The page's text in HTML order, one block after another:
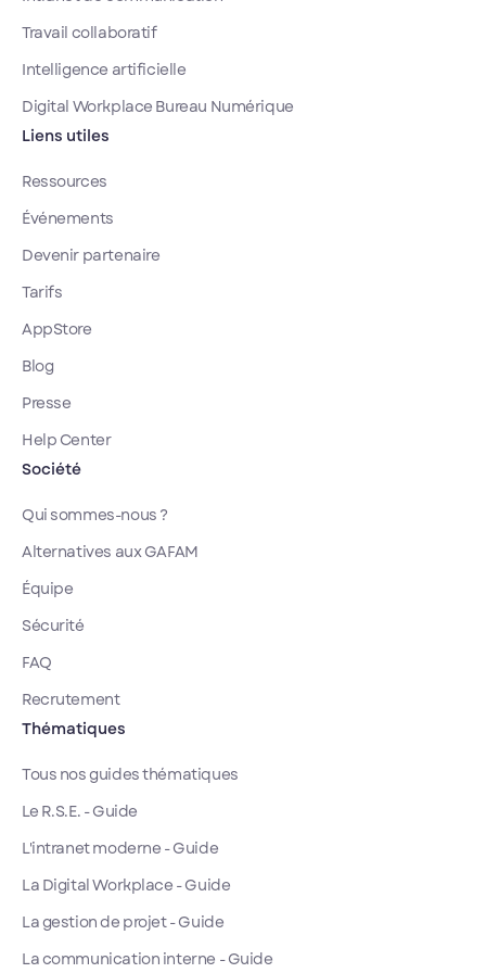
Travail collaboratif
Intelligence artificielle
Digital Workplace Bureau Numérique
Liens utiles
Ressources
Événements
Devenir partenaire
Tarifs
AppStore
Blog
Presse
Help Center
Société
Qui sommes-nous ?
Alternatives aux GAFAM
Équipe
Sécurité
FAQ
Recrutement
Thématiques
Tous nos guides thématiques
Le R.S.E. - Guide
L'intranet moderne - Guide
La Digital Workplace - Guide
La gestion de projet - Guide
La communication interne - Guide